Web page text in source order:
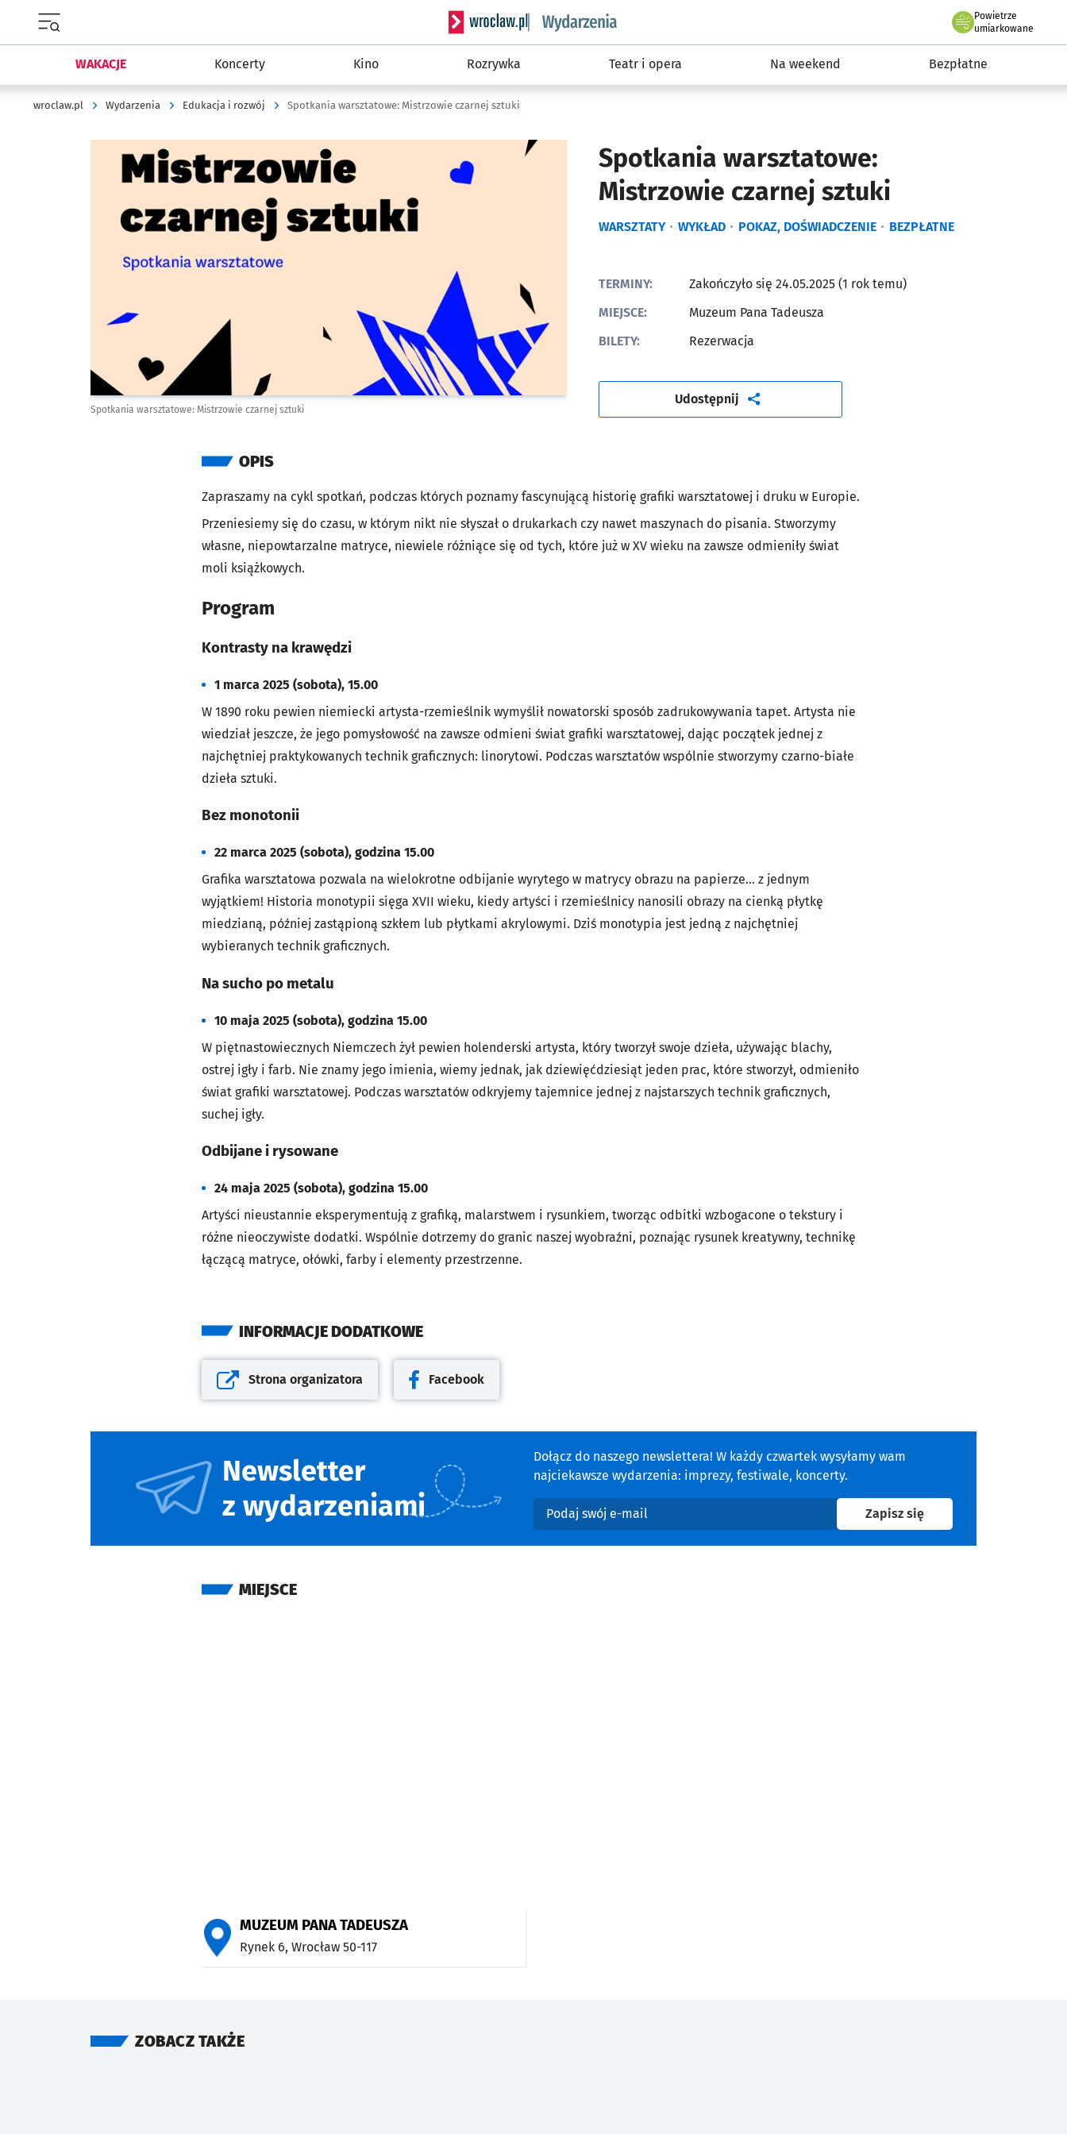
Serwis informacyjny wroclaw.pl podserwis: Wydarzenia
Powietrze
we Wrocławiu
umiarkowane
WAKACJE Koncerty Kino Rozrywka Teatr i opera Na weekend Bezpłatne
wroclaw.pl Wydarzenia Edukacja i rozwój Spotkania warsztatowe: Mistrzowie czarnej sztuki
Spotkania warsztatowe:
Mistrzowie czarnej sztuki
WARSZTATY WYKŁAD POKAZ, DOŚWIADCZENIE BEZPŁATNE
Kliknij, aby powiększyć
Spotkania warsztatowe: Mistrzowie czarnej sztuki
TERMINY:
Zakończyło się 24.05.2025 (1 rok temu)
MIEJSCE:
Muzeum Pana Tadeusza
BILETY:
Rezerwacja
Udostępnijartykuł
OPIS
Zapraszamy na cykl spotkań, podczas których poznamy fascynującą historię grafiki warsztatowej i druku w Europie.
Przeniesiemy się do czasu, w którym nikt nie słyszał o drukarkach czy nawet maszynach do pisania. Stworzymy
własne, niepowtarzalne matryce, niewiele różniące się od tych, które już w XV wieku na zawsze odmieniły świat
moli książkowych.
Program
Kontrasty na krawędzi
1 marca 2025 (sobota), 15.00
W 1890 roku pewien niemiecki artysta-rzemieślnik wymyślił nowatorski sposób zadrukowywania tapet. Artysta nie
wiedział jeszcze, że jego pomysłowość na zawsze odmieni świat grafiki warsztatowej, dając początek jednej z
najchętniej praktykowanych technik graficznych: linorytowi. Podczas warsztatów wspólnie stworzymy czarno-białe
dzieła sztuki.
Bez monotonii
22 marca 2025 (sobota), godzina 15.00
Grafika warsztatowa pozwala na wielokrotne odbijanie wyrytego w matrycy obrazu na papierze… z jednym
wyjątkiem! Historia monotypii sięga XVII wieku, kiedy artyści i rzemieślnicy nanosili obrazy na cienką płytkę
miedzianą, później zastąpioną szkłem lub płytkami akrylowymi. Dziś monotypia jest jedną z najchętniej
wybieranych technik graficznych.
Na sucho po metalu
10 maja 2025 (sobota), godzina 15.00
W piętnastowiecznych Niemczech żył pewien holenderski artysta, który tworzył swoje dzieła, używając blachy,
ostrej igły i farb. Nie znamy jego imienia, wiemy jednak, jak dziewięćdziesiąt jeden prac, które stworzył, odmieniło
świat grafiki warsztatowej. Podczas warsztatów odkryjemy tajemnice jednej z najstarszych technik graficznych,
suchej igły.
Odbijane i rysowane
24 maja 2025 (sobota), godzina 15.00
Artyści nieustannie eksperymentują z grafiką, malarstwem i rysunkiem, tworząc odbitki wzbogacone o tekstury i
różne nieoczywiste dodatki. Wspólnie dotrzemy do granic naszej wyobraźni, poznając rysunek kreatywny, technikę
łączącą matryce, ołówki, farby i elementy przestrzenne.
INFORMACJE DODATKOWE
Otwiera się w nowej karcie
Strona organizatora
Otwiera się w nowej karcie
Facebook
Newsletter
z wydarzeniami
Dołącz do naszego newslettera! W każdy czwartek wysyłamy wam
najciekawsze wydarzenia: imprezy, festiwale, koncerty.
Podaj swój e-mail
Zapisz sięna newsletter
MIEJSCE
MUZEUM PANA TADEUSZA
Rynek 6, Wrocław 50-117
ZOBACZ TAKŻE